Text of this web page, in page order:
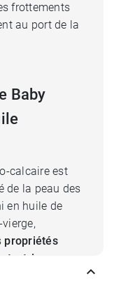
frottements
au port de la
Baby
calcaire est
de la peau des
en huile de
propriétés
la barrière